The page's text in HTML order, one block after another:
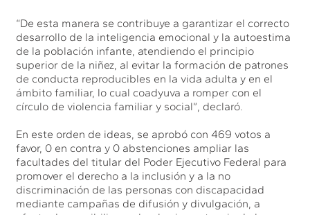
“De esta manera se contribuye a garantizar el correcto
desarrollo de la inteligencia emocional y la autoestima
de la población infante, atendiendo el principio
superior de la niñez, al evitar la formación de patrones
de conducta reproducibles en la vida adulta y en el
ámbito familiar, lo cual coadyuva a romper con el
círculo de violencia familiar y social”, declaró.
En este orden de ideas, se aprobó con 469 votos a
favor, 0 en contra y 0 abstenciones ampliar las
facultades del titular del Poder Ejecutivo Federal para
promover el derecho a la inclusión y a la no
discriminación de las personas con discapacidad
mediante campañas de difusión y divulgación, a